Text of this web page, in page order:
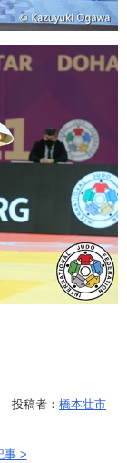
投稿者： 橋本壮市
事 >